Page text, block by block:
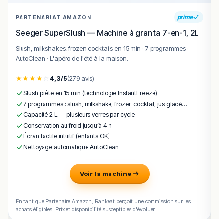
PARTENARIAT AMAZON prime
Seeger SuperSlush — Machine à granita 7-en-1, 2L
Slush, milkshakes, frozen cocktails en 15 min · 7 programmes ·
AutoClean · L'apéro de l'été à la maison.
★★★★ 4,3/5(279 avis)
Slush prête en 15 min (technologie InstantFreeze)
7 programmes : slush, milkshake, frozen cocktail, jus glacé…
Capacité 2 L — plusieurs verres par cycle
Conservation au froid jusqu’à 4 h
Écran tactile intuitif (enfants OK)
Nettoyage automatique AutoClean
Voir la machine
En tant que Partenaire Amazon, Rankeat perçoit une commission sur les
achats éligibles. Prix et disponibilité susceptibles d'évoluer.